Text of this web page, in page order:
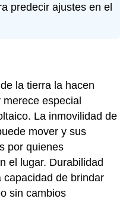
predecir ajustes en el
la tierra la hacen
especial
La inmovilidad de
mover y sus
por quienes
el lugar. Durabilidad
de brindar
sin cambios